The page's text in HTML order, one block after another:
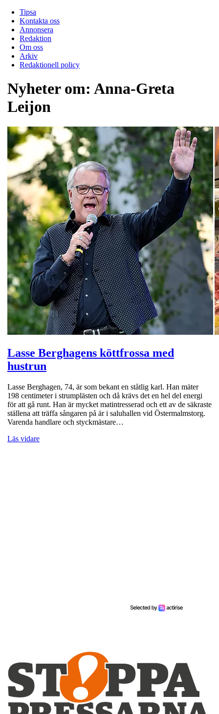
Tipsa
Kontakta oss
Annonsera
Redaktion
Om oss
Arkiv
Redaktionell policy
Nyheter om: Anna-Greta
Leijon
Lasse Berghagens köttfrossa med
hustrun
Lasse Berghagen, 74, är som bekant en ståtlig karl. Han mäter
198 centimeter i strumplästen och då krävs det en hel del energi
för att gå runt. Han är mycket matintresserad och ett av de säkraste
ställena att träffa sångaren på är i saluhallen vid Östermalmstorg.
Varenda handlare och styckmästare…
Läs vidare